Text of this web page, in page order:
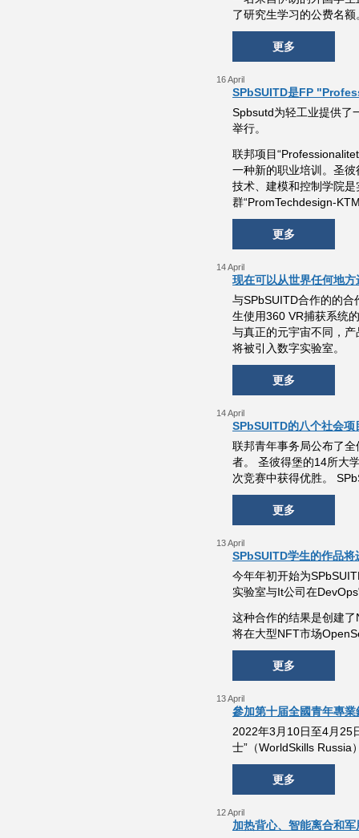
了研究生学习的公费名
更多
16 April
SPbSUITD是FP
Spbsutd为轻工业提供了
举行。
联邦项目
一种新的职业培训。圣
技术、建模和控制学院
群“PromTechdesign-
更多
14 April
现在可以从世界任何地
与SPbSUITD合作的的
生使用360 VR捕获系统
与真正的元宇宙不同，
将被引入数字实验室。
更多
14 April
SPbSUITD的八个社会
联邦青年事务局公布了
者。 圣彼得堡的14所大
次竞赛中获得优胜。
更多
13 April
SPbSUITD学生的作品
今年年初开始为
实验室与It公司在
这种合作的结果是创建
将在大型NFT市场
更多
13 April
參加第十届全國青年專
2022年3月10日至4月25
士”（WorldSkills Russia
更多
12 April
加热背心、智能离合和